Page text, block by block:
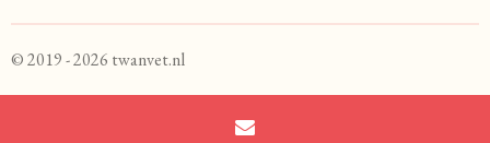
© 2019 - 2026 twanvet.nl